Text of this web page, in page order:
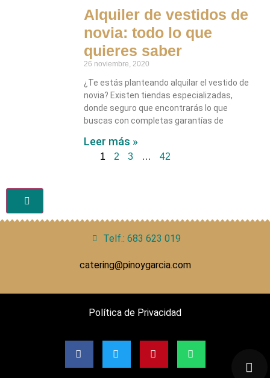
Alquiler de vestidos de
novia: todo lo que
quieres saber
26 noviembre, 2020
¿Te estás planteando alquilar el vestido de
novia? Existen tiendas especializadas,
donde seguro que encontrarás lo que
buscas con completas garantías de
Leer más »
1 2 3 … 42
Telf.: 683 623 019
catering@pinoygarcia.com
Política de Privacidad